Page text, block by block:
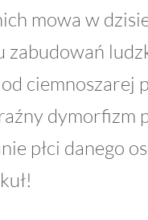
mowa w
ciemnoszarej
dymorfizm
płci danego